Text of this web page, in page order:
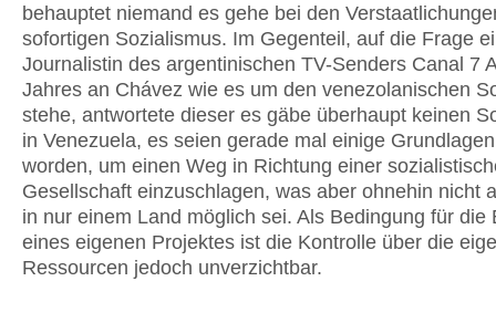
behauptet niemand es gehe bei den
sofortigen Sozialismus. Im Gegenteil, auf die Frage
Journalistin des argentinischen TV-Senders Canal 7
Jahres an Chávez wie es um den venezolanischen
stehe, antwortete dieser es gäbe überhaupt keinen
in Venezuela, es seien gerade mal einige
worden, um einen Weg in Richtung einer
Gesellschaft einzuschlagen, was aber ohnehin nicht
in nur einem Land möglich sei. Als Bedingung für die
eines eigenen Projektes ist die Kontrolle über die
Ressourcen jedoch unverzichtbar.